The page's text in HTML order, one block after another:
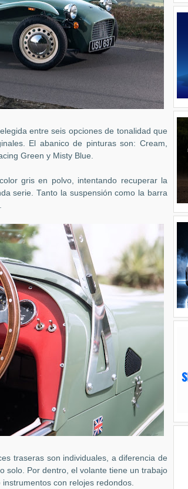
entre seis opciones de tonalidad que
El abanico de pinturas son: Cream,
Green y Misty Blue.
gris en polvo, intentando recuperar la
serie. Tanto la suspensión como la barra
traseras son individuales, a diferencia de
solo. Por dentro, el volante tiene un trabajo
con relojes redondos.